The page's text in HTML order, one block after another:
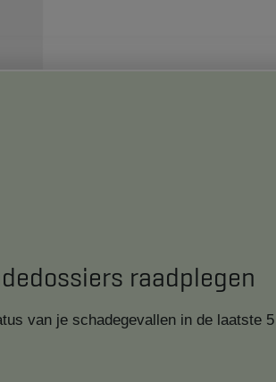
raadplegen
van je schadegevallen in de laatste 5